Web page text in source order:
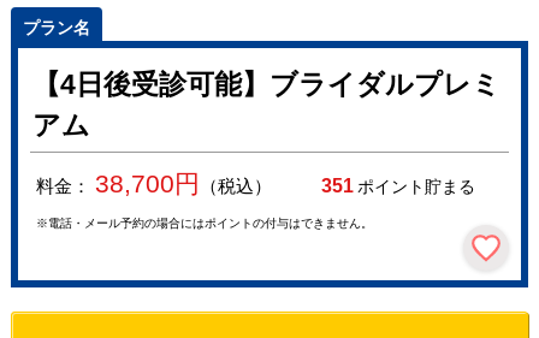
【4日後受診可能】ブライダルプレミ
アム
料金： 38,700円 （税込） 351ポイント貯まる
※電話・メール予約の場合にはポイントの付与はできません。